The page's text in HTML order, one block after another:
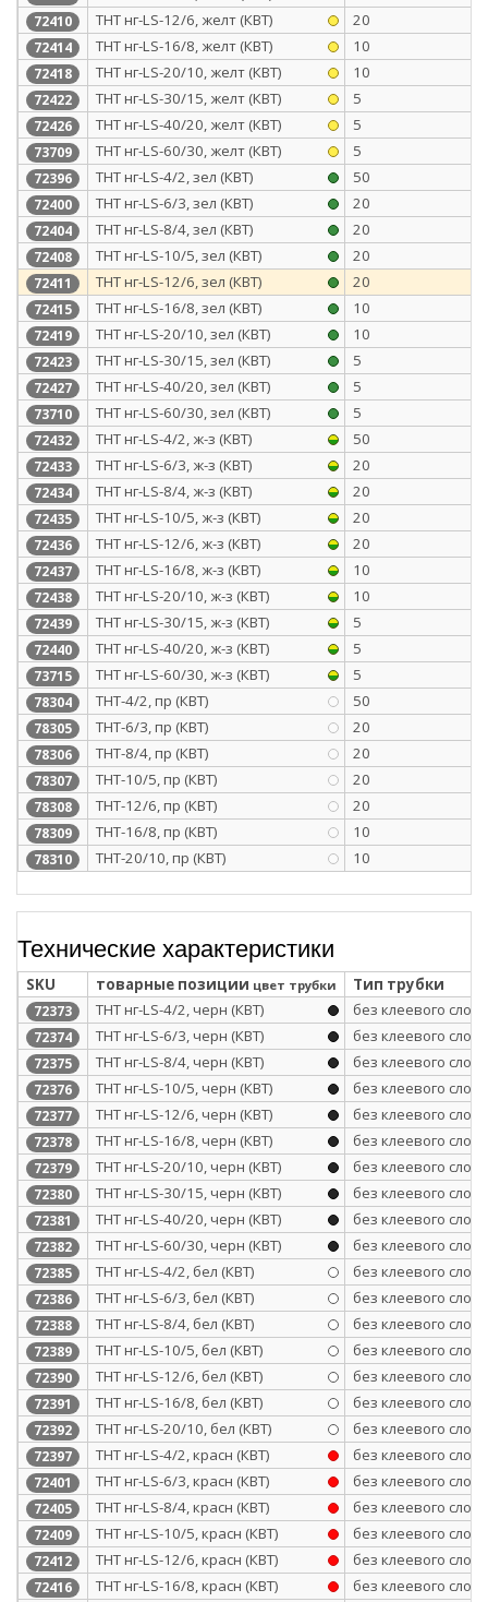
72410 ТНТ нг-LS-12/6, желт (КВТ) 20
72414 ТНТ нг-LS-16/8, желт (КВТ) 10
72418 ТНТ нг-LS-20/10, желт (КВТ) 10
72422 ТНТ нг-LS-30/15, желт (КВТ) 5
72426 ТНТ нг-LS-40/20, желт (КВТ) 5
73709 ТНТ нг-LS-60/30, желт (КВТ) 5
72396 ТНТ нг-LS-4/2, зел (КВТ) 50
72400 ТНТ нг-LS-6/3, зел (КВТ) 20
72404 ТНТ нг-LS-8/4, зел (КВТ) 20
72408 ТНТ нг-LS-10/5, зел (КВТ) 20
72411 ТНТ нг-LS-12/6, зел (КВТ) 20
72415 ТНТ нг-LS-16/8, зел (КВТ) 10
72419 ТНТ нг-LS-20/10, зел (КВТ) 10
72423 ТНТ нг-LS-30/15, зел (КВТ) 5
72427 ТНТ нг-LS-40/20, зел (КВТ) 5
73710 ТНТ нг-LS-60/30, зел (КВТ) 5
72432 ТНТ нг-LS-4/2, ж-з (КВТ) 50
72433 ТНТ нг-LS-6/3, ж-з (КВТ) 20
72434 ТНТ нг-LS-8/4, ж-з (КВТ) 20
72435 ТНТ нг-LS-10/5, ж-з (КВТ) 20
72436 ТНТ нг-LS-12/6, ж-з (КВТ) 20
72437 ТНТ нг-LS-16/8, ж-з (КВТ) 10
72438 ТНТ нг-LS-20/10, ж-з (КВТ) 10
72439 ТНТ нг-LS-30/15, ж-з (КВТ) 5
72440 ТНТ нг-LS-40/20, ж-з (КВТ) 5
73715 ТНТ нг-LS-60/30, ж-з (КВТ) 5
78304 ТНТ-4/2, пр (КВТ) 50
78305 ТНТ-6/3, пр (КВТ) 20
78306 ТНТ-8/4, пр (КВТ) 20
78307 ТНТ-10/5, пр (КВТ) 20
78308 ТНТ-12/6, пр (КВТ) 20
78309 ТНТ-16/8, пр (КВТ) 10
78310 ТНТ-20/10, пр (КВТ) 10
Технические характеристики
SKU товарные позиции цвет трубки Тип трубки
72373 ТНТ нг-LS-4/2, черн (КВТ) без клеевого слоя
72374 ТНТ нг-LS-6/3, черн (КВТ) без клеевого слоя
72375 ТНТ нг-LS-8/4, черн (КВТ) без клеевого слоя
72376 ТНТ нг-LS-10/5, черн (КВТ) без клеевого слоя
72377 ТНТ нг-LS-12/6, черн (КВТ) без клеевого слоя
72378 ТНТ нг-LS-16/8, черн (КВТ) без клеевого слоя
72379 ТНТ нг-LS-20/10, черн (КВТ) без клеевого слоя
72380 ТНТ нг-LS-30/15, черн (КВТ) без клеевого слоя
72381 ТНТ нг-LS-40/20, черн (КВТ) без клеевого слоя
72382 ТНТ нг-LS-60/30, черн (КВТ) без клеевого слоя
72385 ТНТ нг-LS-4/2, бел (КВТ) без клеевого слоя
72386 ТНТ нг-LS-6/3, бел (КВТ) без клеевого слоя
72388 ТНТ нг-LS-8/4, бел (КВТ) без клеевого слоя
72389 ТНТ нг-LS-10/5, бел (КВТ) без клеевого слоя
72390 ТНТ нг-LS-12/6, бел (КВТ) без клеевого слоя
72391 ТНТ нг-LS-16/8, бел (КВТ) без клеевого слоя
72392 ТНТ нг-LS-20/10, бел (КВТ) без клеевого слоя
72397 ТНТ нг-LS-4/2, красн (КВТ) без клеевого слоя
72401 ТНТ нг-LS-6/3, красн (КВТ) без клеевого слоя
72405 ТНТ нг-LS-8/4, красн (КВТ) без клеевого слоя
72409 ТНТ нг-LS-10/5, красн (КВТ) без клеевого слоя
72412 ТНТ нг-LS-12/6, красн (КВТ) без клеевого слоя
72416 ТНТ нг-LS-16/8, красн (КВТ) без клеевого слоя